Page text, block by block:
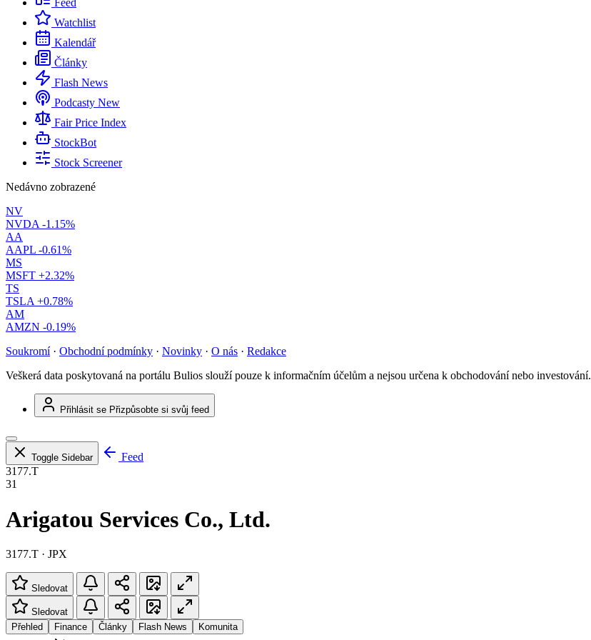
Feed
Watchlist
Kalendář
Články
Flash News
Podcasty New
Fair Price Index
StockBot
Stock Screener
Nedávno zobrazené
NV
NVDA -1.15%
AA
AAPL -0.61%
MS
MSFT +2.32%
TS
TSLA +0.78%
AM
AMZN -0.19%
Soukromí · Obchodní podmínky · Novinky · O nás · Redakce
Veškerá data poskytovaná na portálu Bulios slouží pouze k informačním účelům a nejsou určena k obchodování nebo investování.
Přihlásit se Přizpůsobte si svůj feed
Toggle Sidebar
Feed
3177.T
31
Arigatou Services Co., Ltd.
3177.T · JPX
Sledovat
Sledovat
Přehled
Finance Články Flash News Komunita